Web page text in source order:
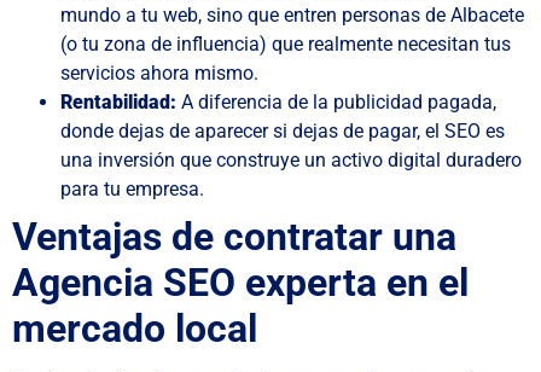
mundo a tu web, sino que entren personas de Albacete
(o tu zona de influencia) que realmente necesitan tus
servicios ahora mismo.
Rentabilidad: A diferencia de la publicidad pagada,
donde dejas de aparecer si dejas de pagar, el SEO es
una inversión que construye un activo digital duradero
para tu empresa.
Ventajas de contratar una
Agencia SEO experta en el
mercado local